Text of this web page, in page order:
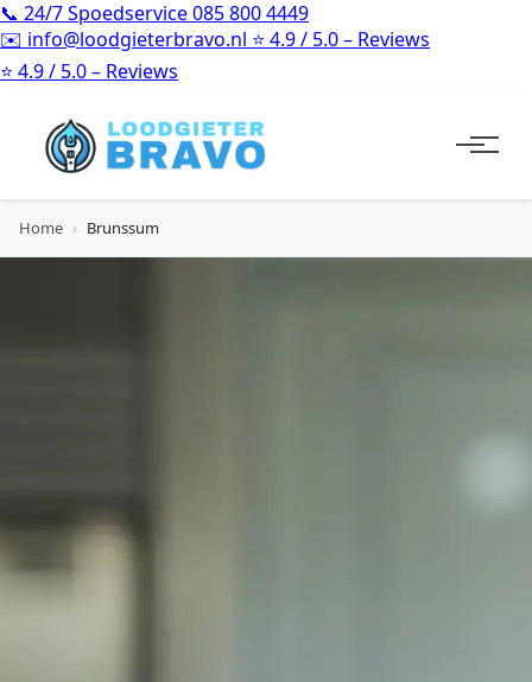
📞 24/7 Spoedservice085 800 4449
✉️ info@loodgieterbravo.nl ⭐ 4.9 / 5.0 – Reviews
⭐ 4.9 / 5.0 – Reviews
Home › Brunssum